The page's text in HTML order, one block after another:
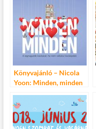
Könyvajánló – Nicola
Yoon: Minden, minden